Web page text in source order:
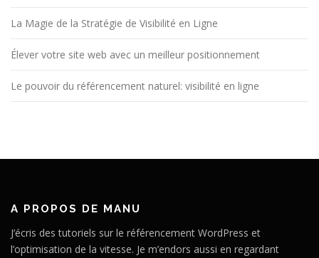
La Magie de la Stratégie de Visibilité en Ligne
Élever votre site web avec un meilleur positionnement
Le pouvoir du référencement naturel: visibilité en ligne
A PROPOS DE MANU
J’écris des tutoriels sur le référencement WordPress et
l’optimisation de la vitesse. Je m’endors aussi en regardant